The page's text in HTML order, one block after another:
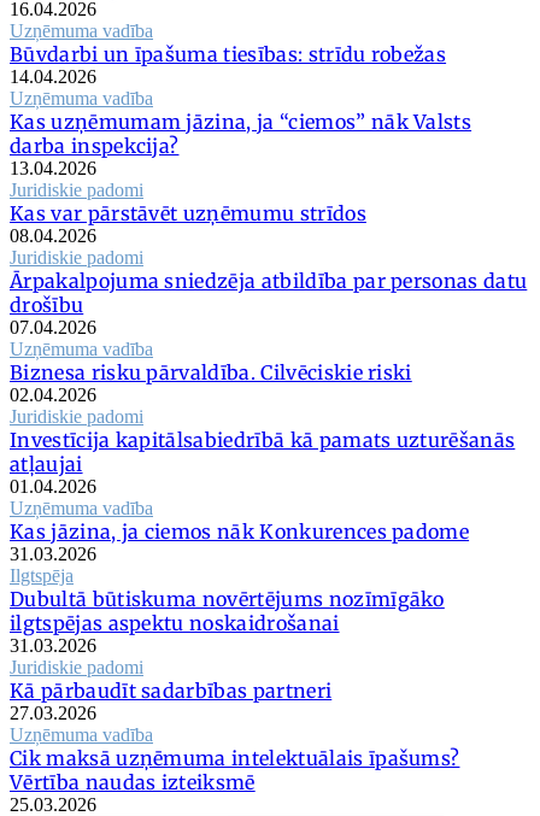
16.04.2026
Uzņēmuma vadība
Būvdarbi un īpašuma tiesības: strīdu robežas
14.04.2026
Uzņēmuma vadība
Kas uzņēmumam jāzina, ja “ciemos” nāk Valsts
darba inspekcija?
13.04.2026
Juridiskie padomi
Kas var pārstāvēt uzņēmumu strīdos
08.04.2026
Juridiskie padomi
Ārpakalpojuma sniedzēja atbildība par personas datu
drošību
07.04.2026
Uzņēmuma vadība
Biznesa risku pārvaldība. Cilvēciskie riski
02.04.2026
Juridiskie padomi
Investīcija kapitālsabiedrībā kā pamats uzturēšanās
atļaujai
01.04.2026
Uzņēmuma vadība
Kas jāzina, ja ciemos nāk Konkurences padome
31.03.2026
Ilgtspēja
Dubultā būtiskuma novērtējums nozīmīgāko
ilgtspējas aspektu noskaidrošanai
31.03.2026
Juridiskie padomi
Kā pārbaudīt sadarbības partneri
27.03.2026
Uzņēmuma vadība
Cik maksā uzņēmuma intelektuālais īpašums?
Vērtība naudas izteiksmē
25.03.2026